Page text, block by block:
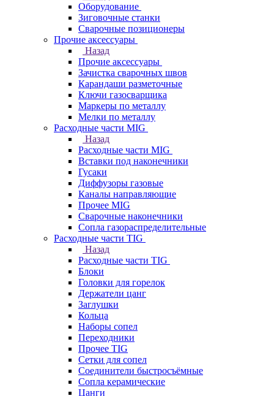
Оборудование
Зиговочные станки
Сварочные позиционеры
Прочие аксессуары
Назад
Прочие аксессуары
Зачистка сварочных швов
Карандаши разметочные
Ключи газосварщика
Маркеры по металлу
Мелки по металлу
Расходные части MIG
Назад
Расходные части MIG
Вставки под наконечники
Гусаки
Диффузоры газовые
Каналы направляющие
Прочее MIG
Сварочные наконечники
Сопла газораспределительные
Расходные части TIG
Назад
Расходные части TIG
Блоки
Головки для горелок
Держатели цанг
Заглушки
Кольца
Наборы сопел
Переходники
Прочее TIG
Сетки для сопел
Соединители быстросъёмные
Сопла керамические
Цанги